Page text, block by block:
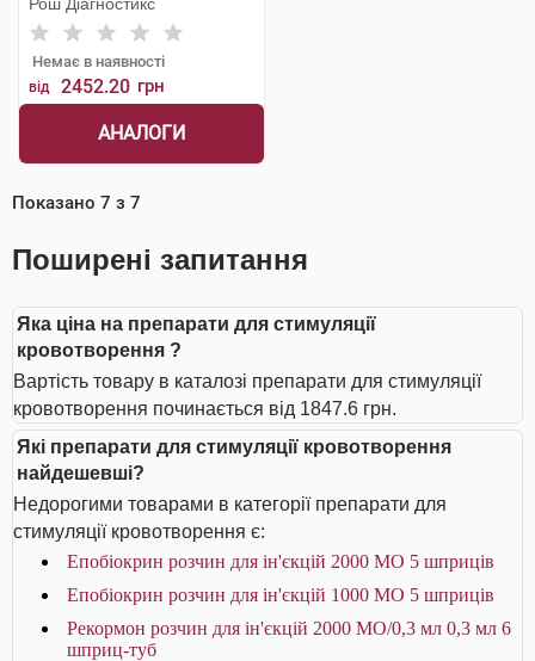
Немає в наявності
від 2452.20 грн
АНАЛОГИ
Показано 7 з 7
Поширені запитання
Яка ціна на препарати для стимуляції
кровотворення ?
Вартість товару в каталозі препарати для стимуляції
кровотворення починається від 1847.6 грн.
Які препарати для стимуляції кровотворення
найдешевші?
Недорогими товарами в категорії препарати для
стимуляції кровотворення є:
Епобіокрин розчин для ін'єкцій 2000 МО 5 шприців
Епобіокрин розчин для ін'єкцій 1000 МО 5 шприців
Рекормон розчин для ін'єкцій 2000 МО/0,3 мл 0,3 мл 6
шприц-туб